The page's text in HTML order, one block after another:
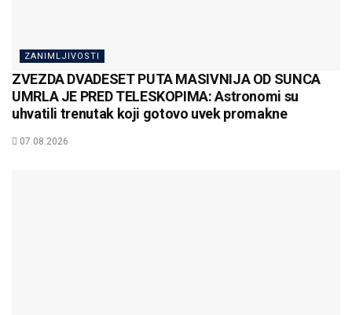
ZANIMLJIVOSTI
ZVEZDA DVADESET PUTA MASIVNIJA OD SUNCA
UMRLA JE PRED TELESKOPIMA: Astronomi su
uhvatili trenutak koji gotovo uvek promakne
07.08.2026